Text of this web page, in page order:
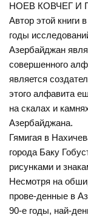
НОЕВ КОВЧЕГ И
Автор этой книги
годы
Азербайджан
совершенного
является
этого алфавита
на скалах и
Азербайджана.
Гямигая в
города Баку
рисунками и
Несмотря на
прове-денные в
90-е годы, най-